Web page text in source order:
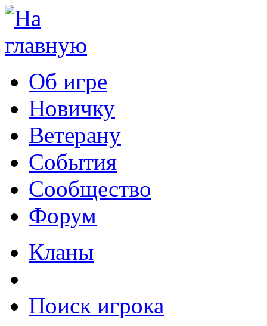
Об игре
Новичку
Ветерану
События
Сообщество
Форум
Кланы
Поиск игрока